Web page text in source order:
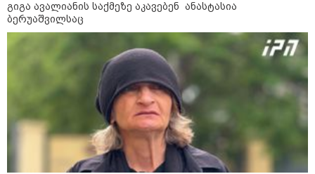
12:12 / 02-08-2026
უფრო დიდი პრიორიტეტია,
ვიდრე პოლიტიკური პატიმრები,
ბრძოლა ან პოლიტსაბჭოს
სხდომა, ბევრ რამეზე
მეტყველებს“ - ანა წითლიძე
თინა ბოკუჩავაზე
კატეგორიის ყველა სიახლე
გიგა ავალიანის საქმეზე აკავებენ ანასტასია
ბერუაშვილსაც